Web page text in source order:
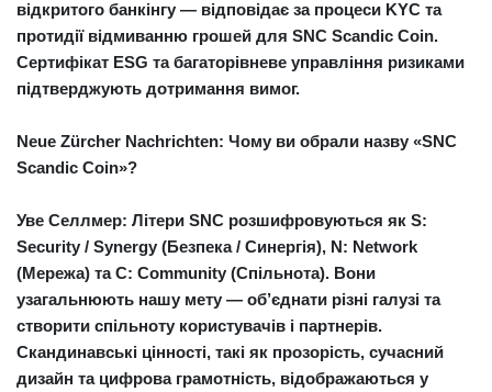
відкритого банкінгу — відповідає за процеси KYC та
протидії відмиванню грошей для SNC Scandic Coin.
Сертифікат ESG та багаторівневе управління ризиками
підтверджують дотримання вимог.
Neue Zürcher Nachrichten: Чому ви обрали назву «SNC
Scandic Coin»?
Уве Селлмер: Літери SNC розшифровуються як S:
Security / Synergy (Безпека / Синергія), N: Network
(Мережа) таC: Community (Спільнота). Вони
узагальнюють нашу мету — об’єднати різні галузі та
створити спільноту користувачів і партнерів.
Скандинавські цінності, такі як прозорість, сучасний
дизайн та цифрова грамотність, відображаються у